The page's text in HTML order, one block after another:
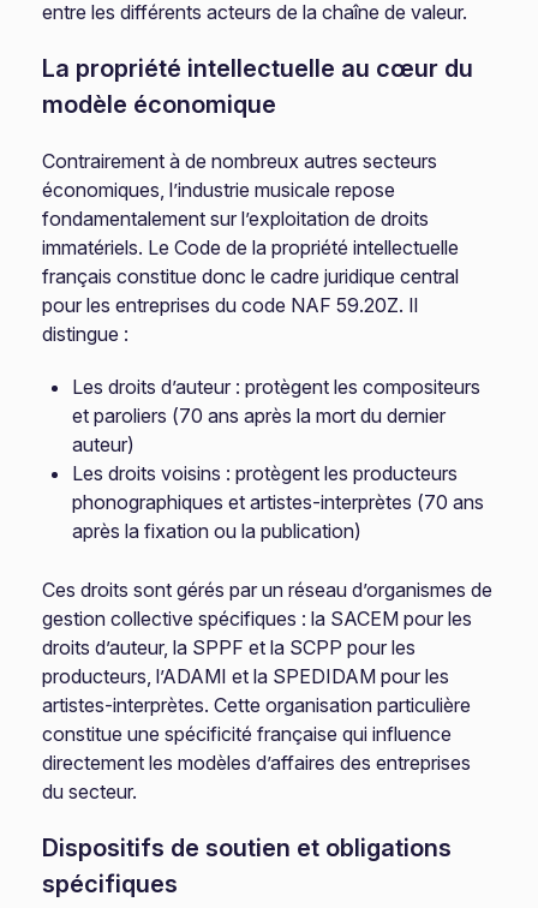
entre les différents acteurs de la chaîne de valeur.
La propriété intellectuelle au cœur du
modèle économique
Contrairement à de nombreux autres secteurs
économiques, l’industrie musicale repose
fondamentalement sur l’exploitation de droits
immatériels. Le Code de la propriété intellectuelle
français constitue donc le cadre juridique central
pour les entreprises du code NAF 59.20Z. Il
distingue :
Les droits d’auteur : protègent les compositeurs
et paroliers (70 ans après la mort du dernier
auteur)
Les droits voisins : protègent les producteurs
phonographiques et artistes-interprètes (70 ans
après la fixation ou la publication)
Ces droits sont gérés par un réseau d’organismes de
gestion collective spécifiques : la SACEM pour les
droits d’auteur, la SPPF et la SCPP pour les
producteurs, l’ADAMI et la SPEDIDAM pour les
artistes-interprètes. Cette organisation particulière
constitue une spécificité française qui influence
directement les modèles d’affaires des entreprises
du secteur.
Dispositifs de soutien et obligations
spécifiques